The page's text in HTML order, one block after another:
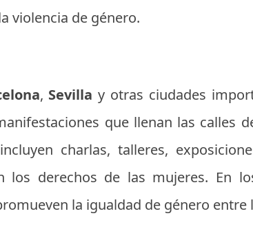
violencia de género.
, Sevilla y otras ciudades
que llenan las calles
charlas, talleres,
los derechos de las mujeres. En
la igualdad de género entre